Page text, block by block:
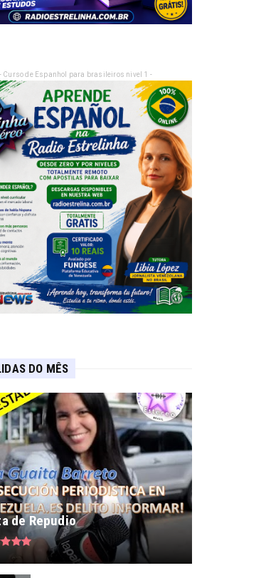
- Curso de Espanhol para brasileiros nivel 1 -
DO MÊS
de Repudio